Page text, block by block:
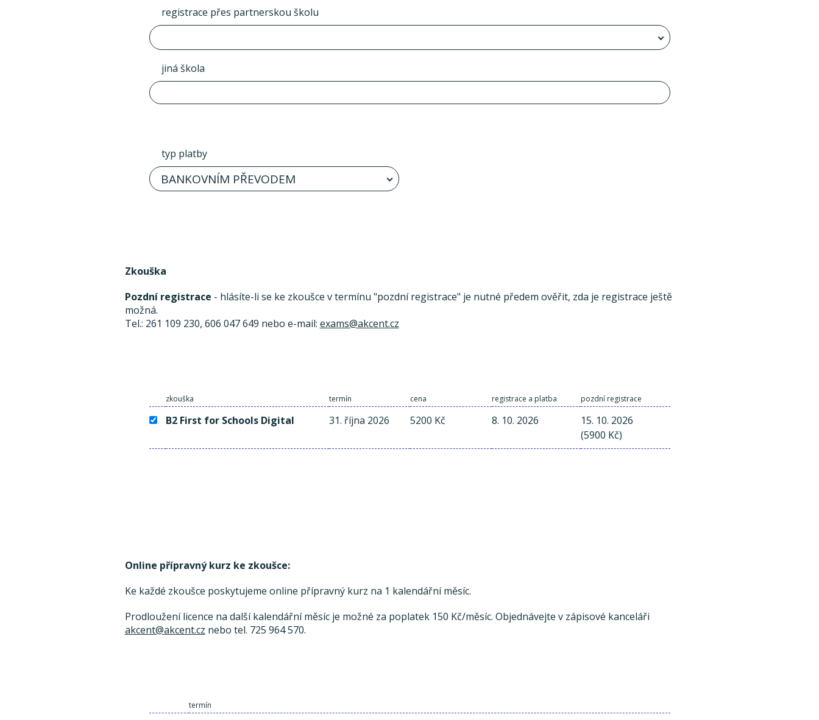
registrace přes partnerskou školu
jiná škola
typ platby
BANKOVNÍM PŘEVODEM
Zkouška
Pozdní registrace - hlásíte-li se ke zkoušce v termínu "pozdní registrace" je nutné předem ověřit, zda je registrace ještě
možná.
Tel.: 261 109 230, 606 047 649 nebo e-mail: exams@akcent.cz
zkouška termín cena registrace a platba pozdní registrace
B2 First for Schools Digital 31. října 2026 5200 Kč 8. 10. 2026
15. 10. 2026
(5900 Kč)
Online přípravný kurz ke zkoušce:
Ke každé zkoušce poskytujeme online přípravný kurz na 1 kalendářní měsíc.
Prodloužení licence na další kalendářní měsíc je možné za poplatek 150 Kč/měsíc. Objednávejte v zápisové kanceláři
akcent@akcent.cz nebo tel. 725 964 570.
termín